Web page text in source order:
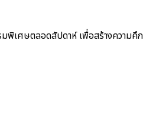
เศษตลอดสัปดาห์ เพื่อสร้างความคึ